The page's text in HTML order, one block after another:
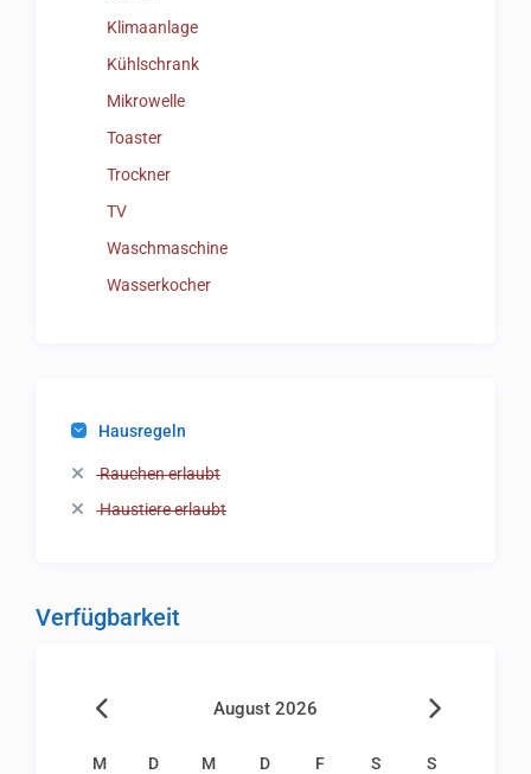
Klimaanlage
Kühlschrank
Mikrowelle
Toaster
Trockner
TV
Waschmaschine
Wasserkocher
Hausregeln
Rauchen erlaubt
Haustiere erlaubt
Verfügbarkeit
August 2026
M D M D F S S